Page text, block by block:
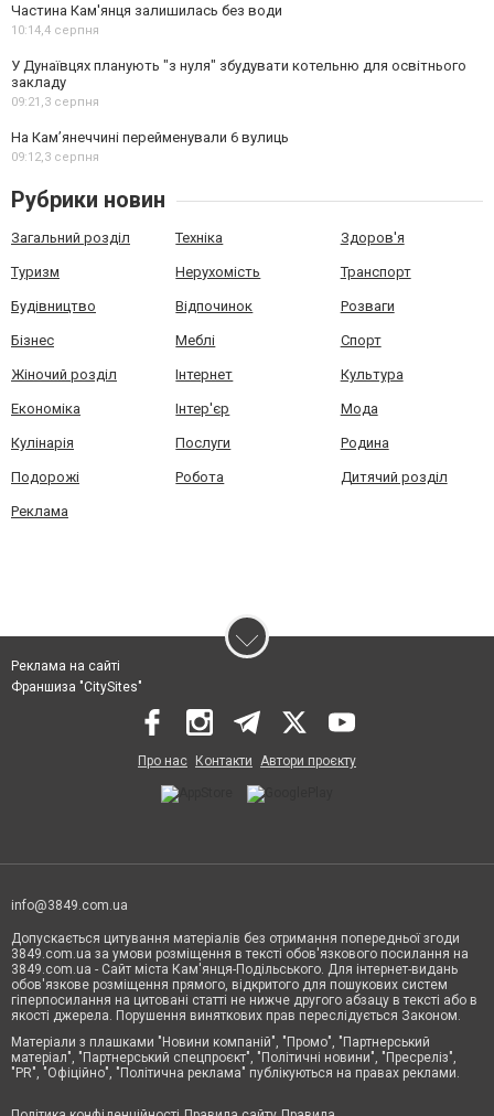
Частина Кам'янця залишилась без води
10:14,4 серпня
У Дунаївцях планують "з нуля" збудувати котельню для освітнього
закладу
09:21,3 серпня
На Камʼянеччині перейменували 6 вулиць
09:12,3 серпня
Рубрики новин
Загальний розділ Техніка Здоров'я
Туризм Нерухомість Транспорт
Будівництво Відпочинок Розваги
Бізнес Меблі Спорт
Жіночий розділ Інтернет Культура
Економіка Інтер'єр Мода
Кулінарія Послуги Родина
Подорожі Робота Дитячий розділ
Реклама
Реклама на сайті
Франшиза "CitySites"
Про нас Контакти Автори проєкту
info@3849.com.ua
Допускається цитування матеріалів без отримання попередньої згоди
3849.com.ua за умови розміщення в тексті обов'язкового посилання на
3849.com.ua - Сайт міста Кам'янця-Подільського. Для інтернет-видань
обов'язкове розміщення прямого, відкритого для пошукових систем
гіперпосилання на цитовані статті не нижче другого абзацу в тексті або в
якості джерела. Порушення виняткових прав переслідується Законом.
Матеріали з плашками "Новини компаній", "Промо", "Партнерський
матеріал", "Партнерський спецпроєкт", "Політичні новини", "Пресреліз",
"PR", "Офіційно", "Політична реклама" публікуються на правах реклами.